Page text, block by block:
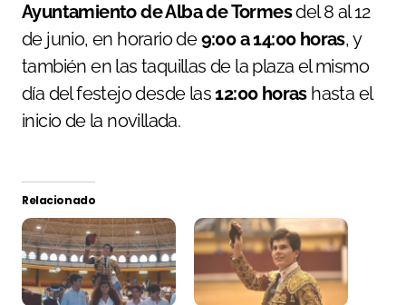
Ayuntamiento de Alba de Tormesdel 8 al 12
de junio, en horario de9:00 a 14:00 horas, y
también en las taquillas de la plaza el mismo
día del festejo desde las12:00 horashasta el
inicio de la novillada.
Relacionado